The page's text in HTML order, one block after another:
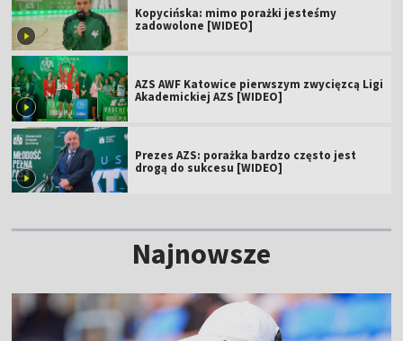
Kopycińska: mimo porażki jesteśmy
zadowolone [WIDEO]
AZS AWF Katowice pierwszym zwycięzcą Ligi
Akademickiej AZS [WIDEO]
Prezes AZS: porażka bardzo często jest
drogą do sukcesu [WIDEO]
Najnowsze